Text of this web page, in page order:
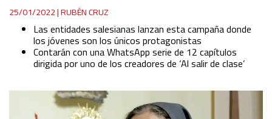
25/01/2022|RUBÉN CRUZ
Las entidades salesianas lanzan esta campaña donde
los jóvenes son los únicos protagonistas
Contarán con una WhatsApp serie de 12 capítulos
dirigida por uno de los creadores de ‘Al salir de clase’